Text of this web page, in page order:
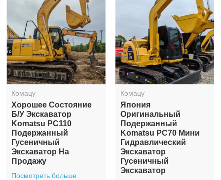
Комацу
Хорошее Состояние
Б/у Экскаватор
Komatsu PC110
Подержанный
Гусеничный
Экскаватор На
Продажу
Посмотреть больше
Комацу
Япония
Оригинальный
Подержанный
Komatsu PC70 Мини
Гидравлический
Экскаватор
Гусеничный
Экскаватор